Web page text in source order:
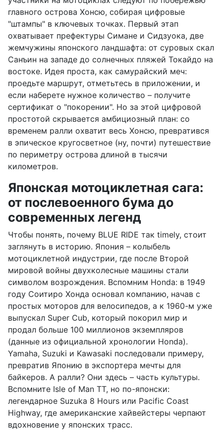
главного острова Хонсю, собирая цифровые
"штампы" в ключевых точках. Первый этап
охватывает префектуры Симане и Сидзуока, две
жемчужины японского ландшафта: от суровых скал
Санъин на западе до солнечных пляжей Токайдо на
востоке. Идея проста, как самурайский меч:
проедьте маршрут, отметьтесь в приложении, и
если наберете нужное количество – получите
сертификат о "покорении". Но за этой цифровой
простотой скрывается амбициозный план: со
временем ралли охватит весь Хонсю, превратився
в эпическое кругосветное (ну, почти) путешествие
по периметру острова длиной в тысячи
километров.
Японская мотоциклетная сага:
от послевоенного бума до
современных легенд
Чтобы понять, почему BLUE RIDE так timely, стоит
заглянуть в историю. Япония – колыбель
мотоциклетной индустрии, где после Второй
мировой войны двухколесные машины стали
символом возрождения. Вспомним Honda: в 1949
году Соитиро Хонда основал компанию, начав с
простых моторов для велосипедов, а к 1960-м уже
выпускал Super Cub, который покорил мир и
продал больше 100 миллионов экземпляров
(данные из официальной хронологии Honda).
Yamaha, Suzuki и Kawasaki последовали примеру,
превратив Японию в экспортера мечты для
байкеров. А ралли? Они здесь – часть культуры.
Вспомните Isle of Man TT, но по-японски:
легендарное Suzuka 8 Hours или Pacific Coast
Highway, где американские хайвейстеры черпают
вдохновение у японских трасс.